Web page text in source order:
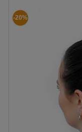
-20%